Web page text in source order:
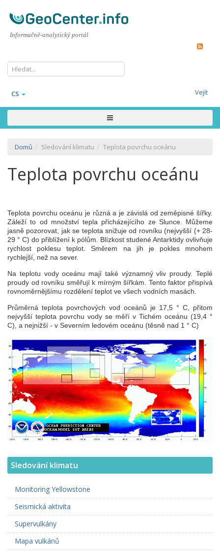
Informačně-analytický portál
CS Vejít
Domů Sledování klimatu Teplota povrchu oceánu
Teplota povrchu oceánu
Teplota povrchu oceánu je různá a je závislá od zeměpisné šířky.
Záleží to od množství tepla přicházejícího ze Slunce. Můžeme
jasně pozorovat, jak se teplota snižuje od rovníku (nejvyšší (+ 28-
29 ° C) do přiblížení k pólům. Blízkost studené Antarktidy ovlivňuje
rychlost poklesu teplot. Směrem na jih je pokles mnohem
rychlejší, než na sever.
Na teplotu vody oceánu mají také významný vliv proudy. Teplé
proudy od rovníku směřují k mírným šířkám. Tento faktor přispívá
rovnoměrnějšímu rozdělení teplot ve všech vodních masách.
Průměrná teplota povrchových vod oceánů je 17,5 ° C, přitom
nejvyšší teplota povrchu vody se měří v Tichém oceánu (19,4 °
C), a nejnižší - v Severním ledovém oceánu (těsně nad 1 ° C)
Sledování klimatu
Monitoring Yellowstone
Seismická aktivita
Supervulkány
Mapa vulkánů